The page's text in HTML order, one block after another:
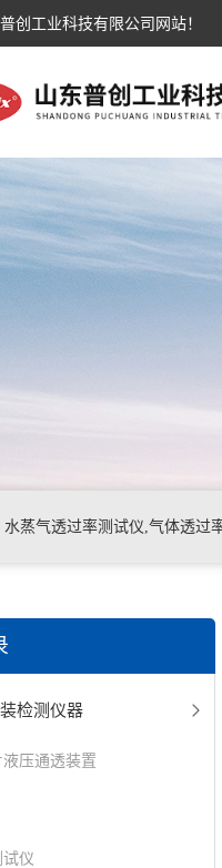
创工业科技有限公司网站！
水蒸气透过率测试仪,气体透过
能测试仪，密封仪，微泄漏密
强度测试仪，透气度测试仪
检测仪器
压通透装置
仪